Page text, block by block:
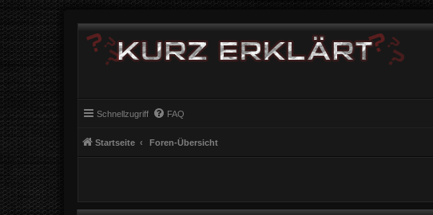
Schnellzugriff FAQ
Startseite Foren-Übersicht